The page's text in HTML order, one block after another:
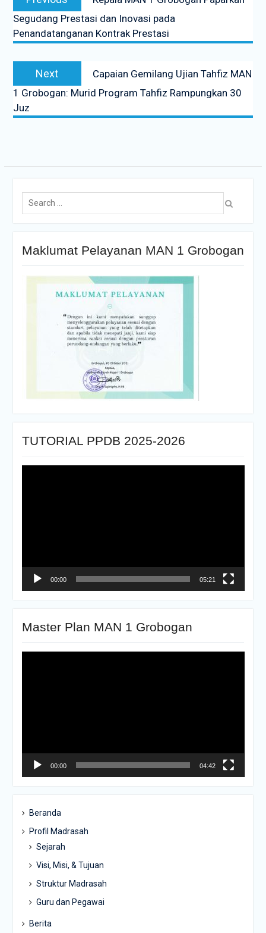
Segudang Prestasi dan Inovasi pada
Penandatanganan Kontrak Prestasi
Next
Capaian Gemilang Ujian Tahfiz MAN
1 Grobogan: Murid Program Tahfiz Rampungkan 30
Juz
Maklumat Pelayanan MAN 1 Grobogan
TUTORIAL PPDB 2025-2026
00:00 05:21
Master Plan MAN 1 Grobogan
00:00 04:42
Beranda
Profil Madrasah
Sejarah
Visi, Misi, & Tujuan
Struktur Madrasah
Guru dan Pegawai
Berita